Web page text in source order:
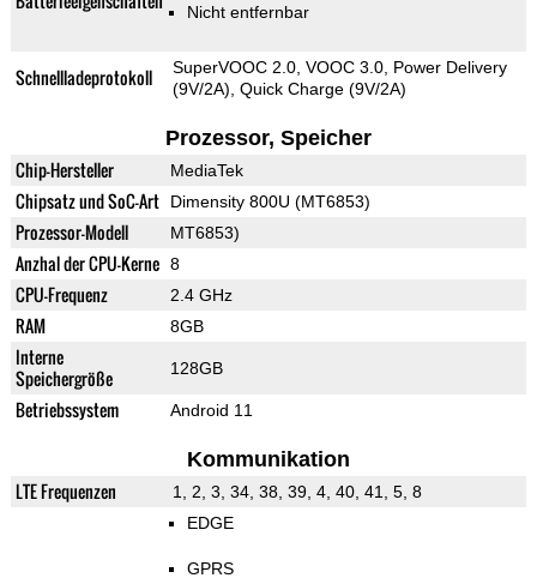
Nicht entfernbar
Schnellladeprotokoll
SuperVOOC 2.0, VOOC 3.0, Power Delivery
(9V/2A), Quick Charge (9V/2A)
Prozessor, Speicher
Chip-Hersteller MediaTek
Chipsatz und SoC-Art Dimensity 800U (MT6853)
Prozessor-Modell MT6853)
Anzhal der CPU-Kerne 8
CPU-Frequenz 2.4 GHz
RAM 8GB
Interne
Speichergröße
128GB
Betriebssystem Android 11
Kommunikation
LTE Frequenzen
1, 2, 3, 34, 38, 39, 4, 40, 41, 5, 8
EDGE
GPRS